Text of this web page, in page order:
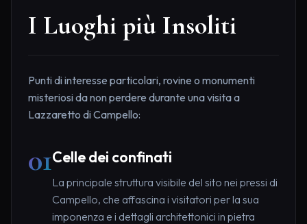
I Luoghi più Insoliti
Punti di interesse particolari, rovine o monumenti
misteriosi da non perdere durante una visita a
Lazzaretto di Campello:
01Celle dei confinati
La principale struttura visibile del sito nei pressi di
Campello, che affascina i visitatori per la sua
imponenza e i dettagli architettonici in pietra